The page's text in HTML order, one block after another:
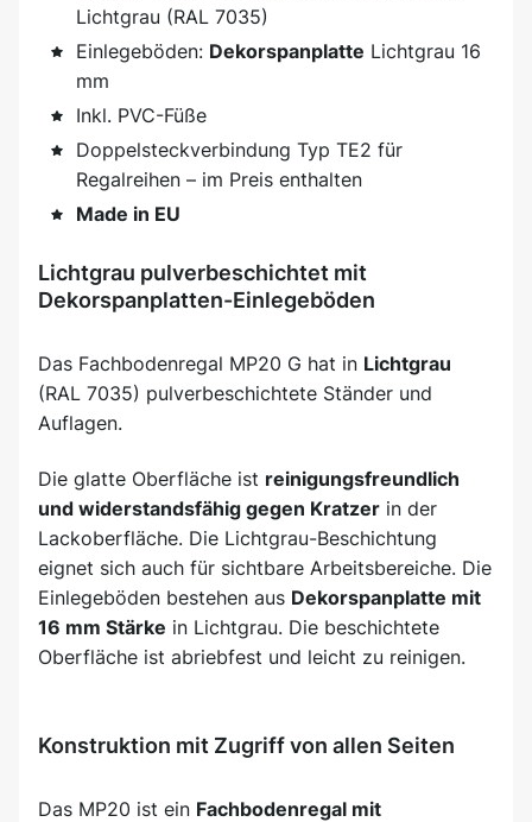
Lichtgrau (RAL 7035)
Einlegeböden: Dekorspanplatte Lichtgrau 16
mm
Inkl. PVC-Füße
Doppelsteckverbindung Typ TE2 für
Regalreihen – im Preis enthalten
Made in EU
Lichtgrau pulverbeschichtet mit
Dekorspanplatten-Einlegeböden
Das Fachbodenregal MP20 G hat in Lichtgrau
(RAL 7035) pulverbeschichtete Ständer und
Auflagen.
Die glatte Oberfläche ist reinigungsfreundlich
und widerstandsfähig gegen Kratzer in der
Lackoberfläche. Die Lichtgrau-Beschichtung
eignet sich auch für sichtbare Arbeitsbereiche. Die
Einlegeböden bestehen aus Dekorspanplatte mit
16 mm Stärke in Lichtgrau. Die beschichtete
Oberfläche ist abriebfest und leicht zu reinigen.
Konstruktion mit Zugriff von allen Seiten
Das MP20 ist ein Fachbodenregal mit